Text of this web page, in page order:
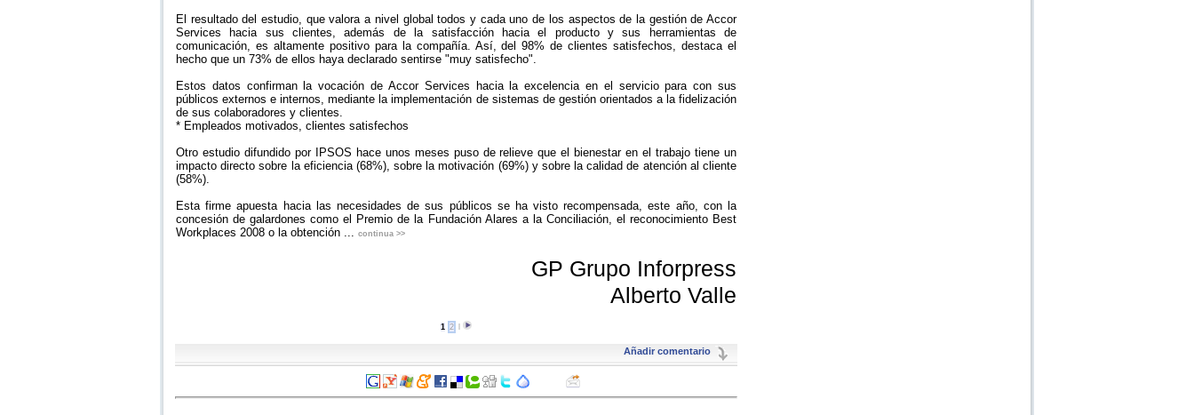
El resultado del estudio, que valora a nivel global todos y cada uno de los aspectos de la gestión de Accor
Services hacia sus clientes, además de la satisfacción hacia el producto y sus herramientas de
comunicación, es altamente positivo para la compañía. Así, del 98% de clientes satisfechos, destaca el
hecho que un 73% de ellos haya declarado sentirse "muy satisfecho".
Estos datos confirman la vocación de Accor Services hacia la excelencia en el servicio para con sus
públicos externos e internos, mediante la implementación de sistemas de gestión orientados a la fidelización
de sus colaboradores y clientes.
* Empleados motivados, clientes satisfechos
Otro estudio difundido por IPSOS hace unos meses puso de relieve que el bienestar en el trabajo tiene un
impacto directo sobre la eficiencia (68%), sobre la motivación (69%) y sobre la calidad de atención al cliente
(58%).
Esta firme apuesta hacia las necesidades de sus públicos se ha visto recompensada, este año, con la
concesión de galardones como el Premio de la Fundación Alares a la Conciliación, el reconocimiento Best
Workplaces 2008 o la obtención ... continua >>
GP Grupo Inforpress
Alberto Valle
1 2
Añadir comentario